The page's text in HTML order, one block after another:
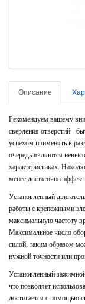
Описание
Рекомендуем вашему
сверления отверстий -
успехом применять в
очередь являются
характеристиках.
менее достаточно
Установленный
работы с крепежными
максимальную частоту
Максимальное число
силой, таким образом
нужной точности или
Установленный
что позволяет
достигается с помощью